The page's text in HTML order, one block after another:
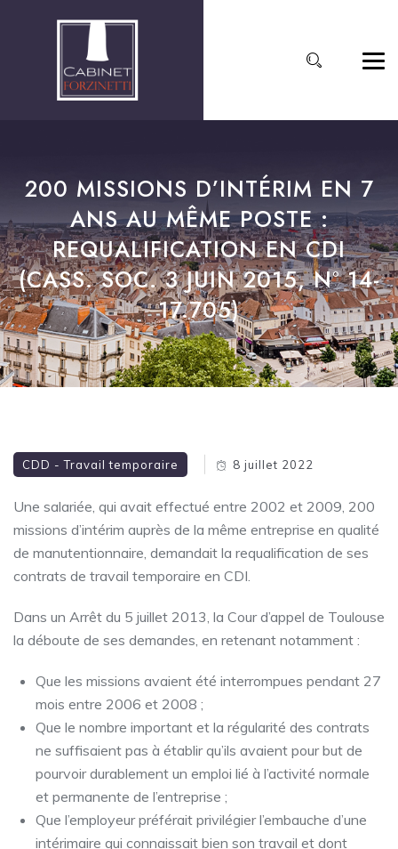
200 MISSIONS D’INTÉRIM EN 7
ANS AU MÊME POSTE :
REQUALIFICATION EN CDI
(CASS. SOC. 3 JUIN 2015, N° 14-
17.705)
CDD - Travail temporaire 8 juillet 2022
Une salariée, qui avait effectué entre 2002 et 2009, 200
missions d’intérim auprès de la même entreprise en qualité
de manutentionnaire, demandait la requalification de ses
contrats de travail temporaire en CDI.
Dans un Arrêt du 5 juillet 2013, la Cour d’appel de Toulouse
la déboute de ses demandes, en retenant notamment :
Que les missions avaient été interrompues pendant 27
mois entre 2006 et 2008 ;
Que le nombre important et la régularité des contrats
ne suffisaient pas à établir qu’ils avaient pour but de
pourvoir durablement un emploi lié à l’activité normale
et permanente de l’entreprise ;
Que l’employeur préférait privilégier l’embauche d’une
intérimaire qui connaissait bien son travail et dont